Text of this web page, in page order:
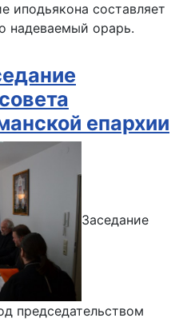
иподьякона составляет
надеваемый орарь.
епархии
Заседание
председательством